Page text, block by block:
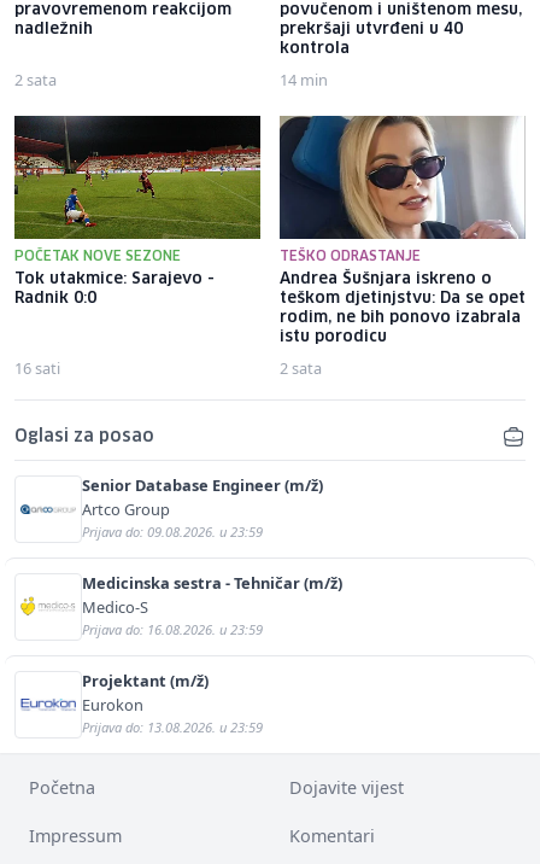
pravovremenom reakcijom
nadležnih
2 sata
povučenom i uništenom mesu,
prekršaji utvrđeni u 40
kontrola
14 min
POČETAK NOVE SEZONE
Tok utakmice: Sarajevo -
Radnik 0:0
16 sati
TEŠKO ODRASTANJE
Andrea Šušnjara iskreno o
teškom djetinjstvu: Da se opet
rodim, ne bih ponovo izabrala
istu porodicu
2 sata
Oglasi za posao
Senior Database Engineer (m/ž)
Artco Group
Prijava do: 09.08.2026. u 23:59
Medicinska sestra - Tehničar (m/ž)
Medico-S
Prijava do: 16.08.2026. u 23:59
Projektant (m/ž)
Eurokon
Prijava do: 13.08.2026. u 23:59
Početna Dojavite vijest
Impressum Komentari